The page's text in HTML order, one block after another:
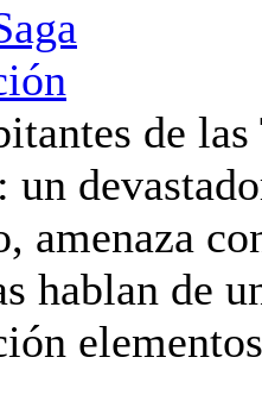
de
un
amenaza
hablan de